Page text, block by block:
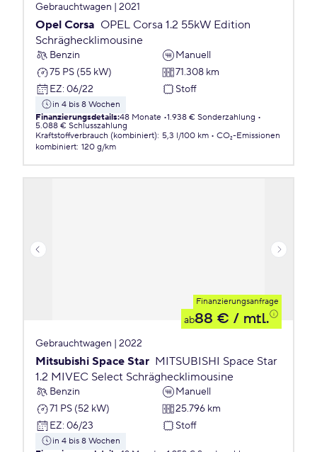
Gebrauchtwagen | 2021
Opel Corsa OPEL Corsa 1.2 55kW Edition
Schräghecklimousine
Benzin
Manuell
75 PS (55 kW)
71.308 km
EZ: 06/22 Stoff
in 4 bis 8 Wochen
Finanzierungsdetails:48 Monate 1.938 € Sonderzahlung
5.088 € Schlusszahlung
Kraftstoffverbrauch (kombiniert): 5,3 l/100 km
CO₂-Emissionen
kombiniert: 120 g/km
Finanzierungsanfrage
ab88 € / mtl.
Gebrauchtwagen | 2022
Mitsubishi Space Star MITSUBISHI Space Star
1.2 MIVEC Select Schräghecklimousine
Benzin
Manuell
71 PS (52 kW)
25.796 km
EZ: 06/23 Stoff
in 4 bis 8 Wochen